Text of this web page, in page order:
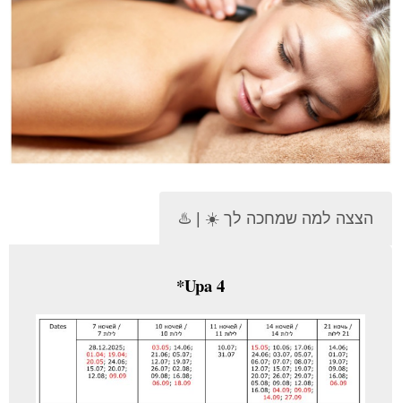
הצצה למה שמחכה לך ☀️ | ♨️
Upa 4*